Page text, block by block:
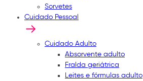
Sorvetes
Cuidado Pessoal
Cuidado Adulto
Absorvente adulto
Fralda geriátrica
Leites e fórmulas adulto